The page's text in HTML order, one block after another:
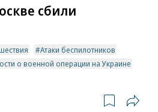
сбили
Атаки беспилотников
о военной операции на Украине